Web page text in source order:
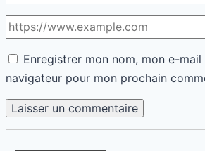
Enregistrer mon nom, mon e-
navigateur pour mon prochain